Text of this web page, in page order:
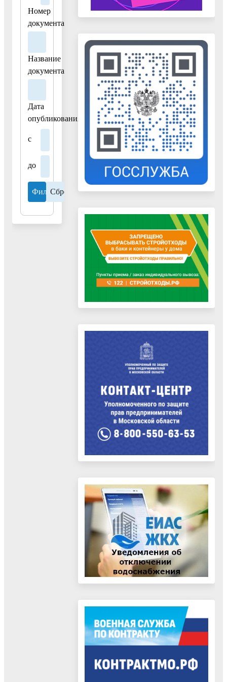
Номер
документа
Название
документа
Дата
опубликования
с
до
Воскресенск"